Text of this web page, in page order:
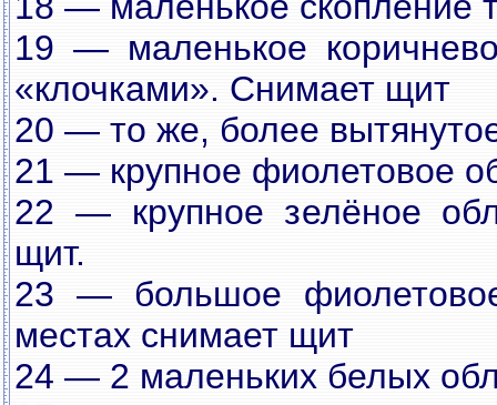
19 — маленькое
«клочками». Снимает щит
20 — то же, более
21 — крупное фиолетовое
22 — крупное зелёное
щит.
23 — большое
местах снимает щит
24 — 2 маленьких белых